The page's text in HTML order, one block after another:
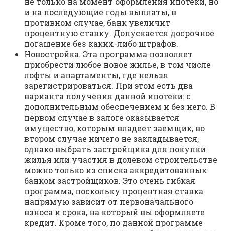
и на последующие годы выплаты, в
противном случае, банк увеличит
процентную ставку. Допускается досрочное
погашение без каких-либо штрафов.
Новостройка. Эта программа позволяет
приобрести любое новое жилье, в том числе
лофты и апартаменты, где нельзя
зарегистрироваться. При этом есть два
варианта получения данной ипотеки: с
дополнительным обеспечением и без него. В
первом случае в залоге оказывается
имущество, которым владеет заемщик, во
втором случае ничего не закладывается,
однако выбрать застройщика для покупки
жилья или участия в долевом строительстве
можно только из списка аккредитованных
банком застройщиков. Это очень гибкая
программа, поскольку процентная ставка
напрямую зависит от первоначального
взноса и срока, на который вы оформляете
кредит. Кроме того, по данной программе